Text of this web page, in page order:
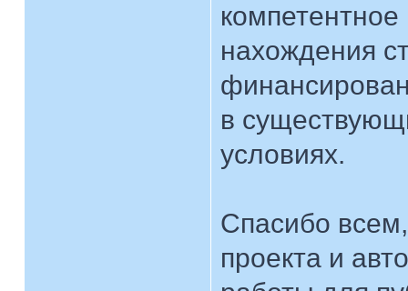
нахождения
в
условиях.
Спасибо
проекта и